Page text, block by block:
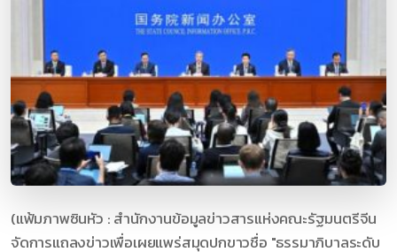
(แฟ้มภาพซินหัว : สำนักงานข้อมูลข่าวสารแห่งคณะรัฐมนตรีจีน
จัดการแถลงข่าวเพื่อเผยแพร่สมุดปกขาวชื่อ "ธรรมาภิบาลระดับ